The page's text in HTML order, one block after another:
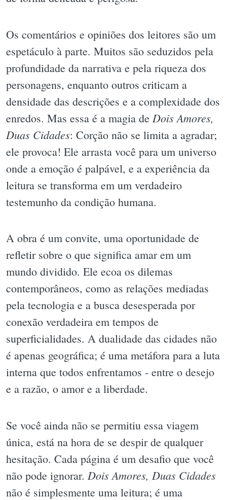
Os comentários e opiniões dos leitores são um
espetáculo à parte. Muitos são seduzidos pela
profundidade da narrativa e pela riqueza dos
personagens, enquanto outros criticam a
densidade das descrições e a complexidade dos
enredos. Mas essa é a magia de Dois Amores,
Duas Cidades: Corção não se limita a agradar;
ele provoca! Ele arrasta você para um universo
onde a emoção é palpável, e a experiência da
leitura se transforma em um verdadeiro
testemunho da condição humana.
A obra é um convite, uma oportunidade de
refletir sobre o que significa amar em um
mundo dividido. Ele ecoa os dilemas
contemporâneos, como as relações mediadas
pela tecnologia e a busca desesperada por
conexão verdadeira em tempos de
superficialidades. A dualidade das cidades não
é apenas geográfica; é uma metáfora para a luta
interna que todos enfrentamos - entre o desejo
e a razão, o amor e a liberdade.
Se você ainda não se permitiu essa viagem
única, está na hora de se despir de qualquer
hesitação. Cada página é um desafio que você
não pode ignorar. Dois Amores, Duas Cidades
não é simplesmente uma leitura; é uma